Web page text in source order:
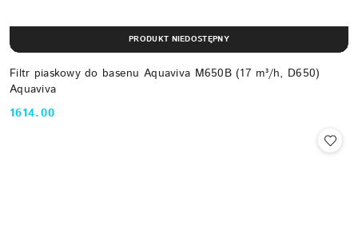
Filtr piaskowy do basenu Aquaviva M650B (17 m³/h, D650)
Aquaviva
Cena:
1614.00
PRODUKT NIEDOSTĘPNY